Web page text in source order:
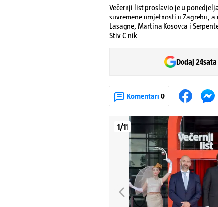
Večernji list proslavio je u
suvremene umjetnosti u Zagrebu,
Lasagne, Martina Kosovca i
Stiv Cinik
Dodaj
Komentari 0
1/11